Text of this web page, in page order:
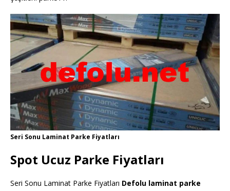
Seri Sonu Laminat Parke Fiyatları
Spot Ucuz Parke Fiyatları
Seri Sonu Laminat Parke Fiyatları Defolu laminat parke